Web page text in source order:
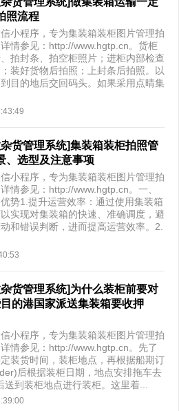
照流程
小程序，专为集装箱装柜图片管理拍
情参见：http://www.hgtp.cn。​​货柜
拍封条、拍空柜照片；进柜内部检查
装好货物后拍照；上封条后拍照。以
目的地后交回码头。如果采用点晴集
货管理系统]集装箱装柜拍照管
、选型及注意事项
小程序，专为集装箱装柜图片管理拍
情参见：http://www.hgtp.cn。一、
势1.提升运营效率：通过使用集装箱
实现对集装箱的快速、准确调度，避
和错误判断，进而提高运营效率。2.
货管理系统]为什么装柜前要对
的港国家派送集装箱要收押
小程序，专为集装箱装柜图片管理拍
情参见：http://www.hgtp.cn。先了
装货时间，装柜地点，再根据船期订
后根据装柜日期，地点安排拖车去
到装柜地点进行装柜。这里着...